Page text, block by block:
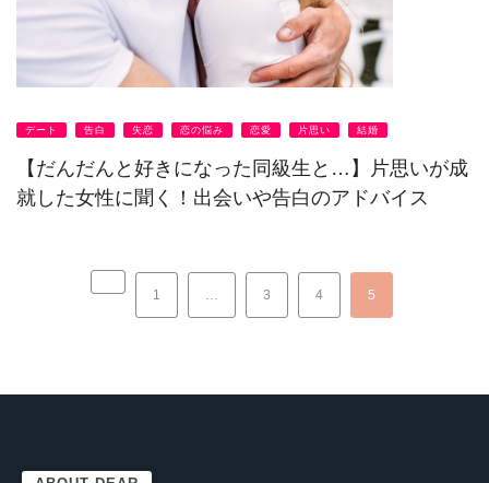
デート 告白 失恋 恋の悩み 恋愛 片思い 結婚
【だんだんと好きになった同級生と…】片思いが成
就した女性に聞く！出会いや告白のアドバイス
1 … 3 4 5